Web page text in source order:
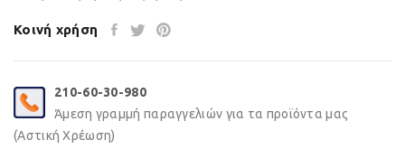
Κοινή χρήση
210-60-30-980
Άμεση γραμμή παραγγελιών για τα προϊόντα μας
(Αστική Χρέωση)